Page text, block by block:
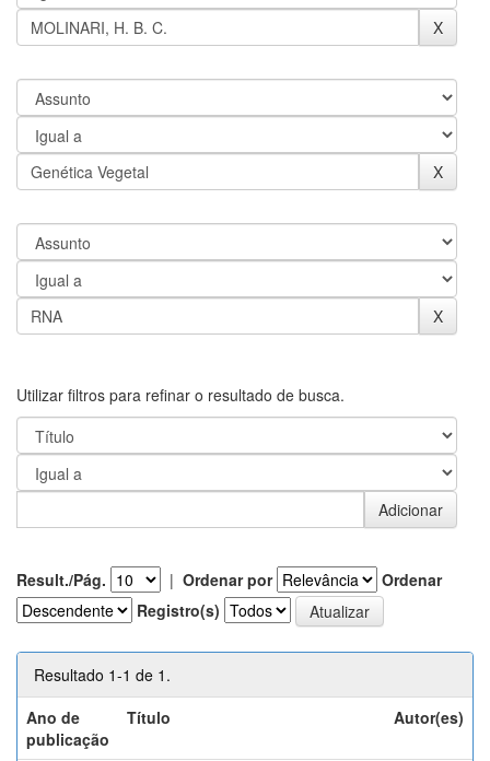
Utilizar filtros para refinar o resultado de busca.
Result./Pág. | Ordenar por
Ordenar
Registro(s)
Resultado 1-1 de 1.
Ano de
publicação
Título Autor(es)